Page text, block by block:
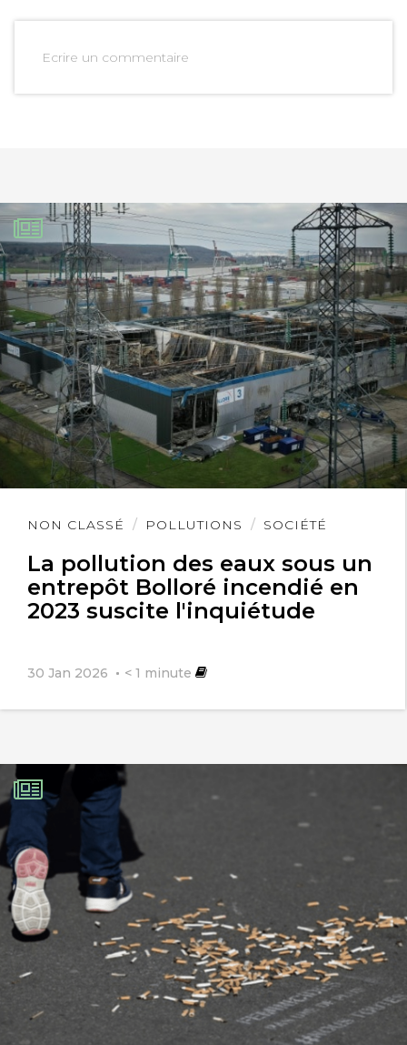
Ecrire un commentaire
NON CLASSÉ POLLUTIONS SOCIÉTÉ
La pollution des eaux sous un
entrepôt Bolloré incendié en
2023 suscite l'inquiétude
30 Jan 2026 < 1 minute
Lire